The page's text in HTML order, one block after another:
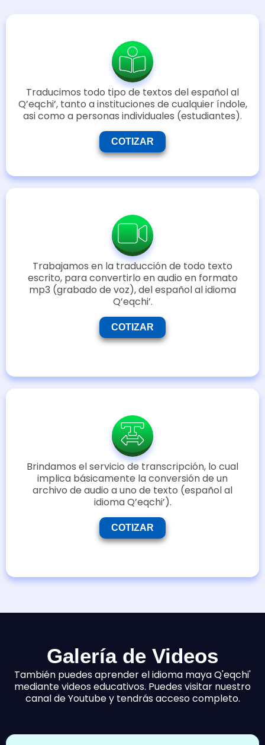
Traducimos todo tipo de textos del español al
Q’eqchi’, tanto a instituciones de cualquier índole,
asi como a personas individuales (estudiantes).
COTIZAR
Trabajamos en la traducción de todo texto
escrito, para convertirlo en audio en formato
mp3 (grabado de voz), del español al idioma
Q’eqchi’.
COTIZAR
Brindamos el servicio de transcripción, lo cual
implica básicamente la conversión de un
archivo de audio a uno de texto (español al
idioma Q’eqchi’).
COTIZAR
Galería de Videos
También puedes aprender el idioma maya Q'eqchi'
mediante videos educativos. Puedes visitar nuestro
canal de Youtube y tendrás acceso completo.